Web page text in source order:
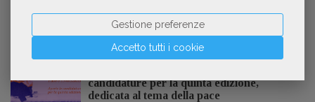
Accetto tutti i cookie
Gestione preferenze
NOTIZIE DALL'AIE
candidature per la quinta edizione,
dedicata al tema della pace